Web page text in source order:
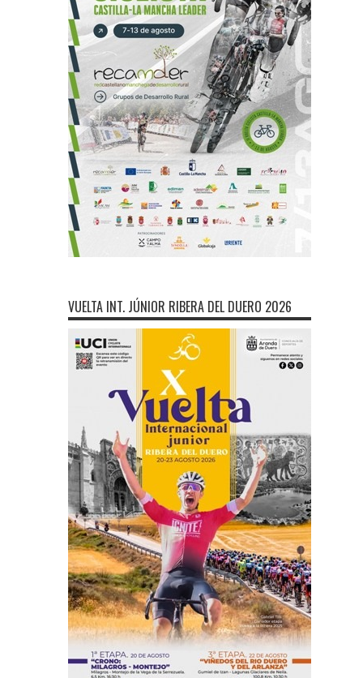
VUELTA INT. JÚNIOR RIBERA DEL DUERO 2026